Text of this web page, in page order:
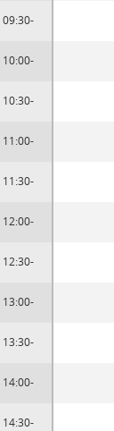
09:30-
10:00-
10:30-
11:00-
11:30-
12:00-
12:30-
13:00-
13:30-
14:00-
14:30-